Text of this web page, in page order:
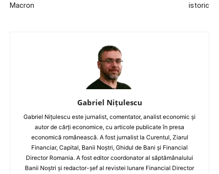
Macron
istoric
Gabriel Nițulescu
Gabriel Nițulescu este jurnalist, comentator, analist economic și
autor de cărți economice, cu articole publicate în presa
economică românească. A fost jurnalist la Curentul, Ziarul
Financiar, Capital, Banii Noștri, Ghidul de Bani și Financial
Director Romania. A fost editor coordonator al săptămânalului
Banii Noștri și redactor-șef al revistei lunare Financial Director